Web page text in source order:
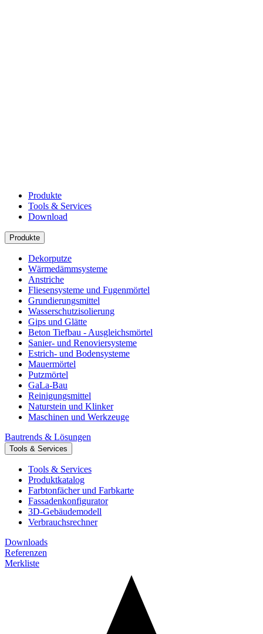
Produkte
Tools & Services
Download
Produkte
Dekorputze
Wärmedämmsysteme
Anstriche
Fliesensysteme und Fugenmörtel
Grundierungsmittel
Wasserschutzisolierung
Gips und Glätte
Beton Tiefbau - Ausgleichsmörtel
Sanier- und Renoviersysteme
Estrich- und Bodensysteme
Mauermörtel
Putzmörtel
GaLa-Bau
Reinigungsmittel
Naturstein und Klinker
Maschinen und Werkzeuge
Bautrends & Lösungen
Tools & Services
Tools & Services
Produktkatalog
Farbtonfächer und Farbkarte
Fassadenkonfigurator
3D-Gebäudemodell
Verbrauchsrechner
Downloads
Referenzen
Merkliste